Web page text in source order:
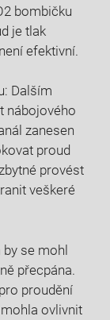
bombičku
je tlak
efektivní.
Dalším
nábojového
zanesen
proud
provést
veškeré
by se mohl
přecpána.
proudění
ovlivnit